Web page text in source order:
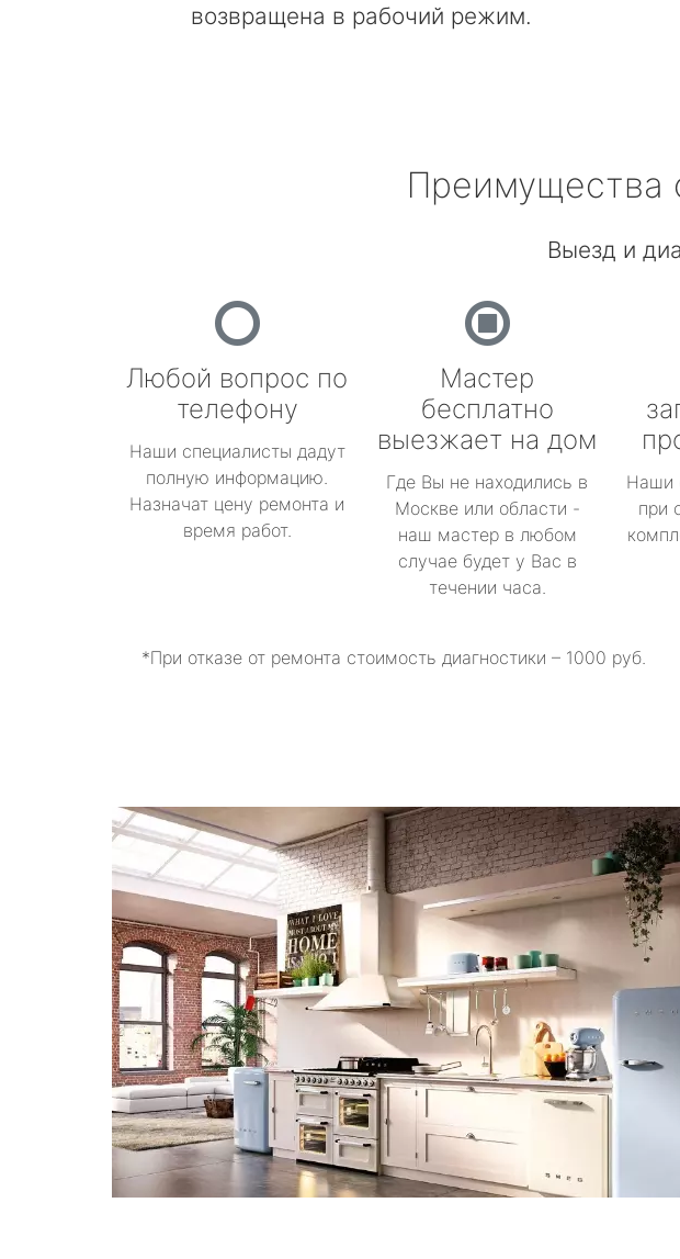
возвращена в рабочий режим.
Преимущества
Выезд и
Любой вопрос по
телефону
Наши специалисты дадут
полную информацию.
Назначат цену ремонта и
время работ.
Мастер
бесплатно
выезжает на дом
Где Вы не находились в
Москве или области -
наш мастер в любом
случае будет у Вас в
течении часа.
Наши
при
*При отказе от ремонта стоимость диагностики – 1000 руб.